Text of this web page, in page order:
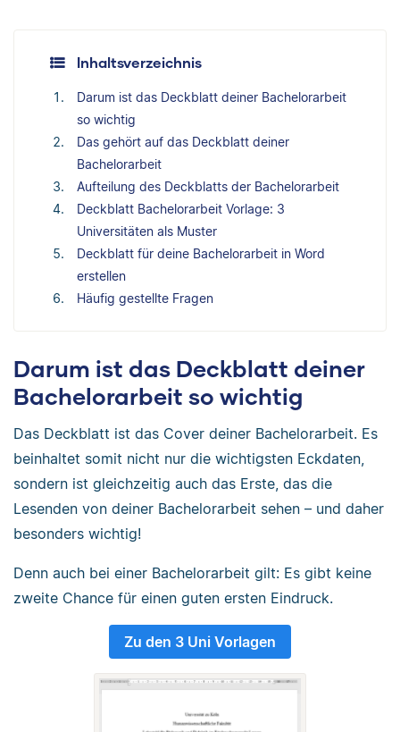
Inhaltsverzeichnis
Darum ist das Deckblatt deiner Bachelorarbeit
so wichtig
Das gehört auf das Deckblatt deiner
Bachelorarbeit
Aufteilung des Deckblatts der Bachelorarbeit
Deckblatt Bachelorarbeit Vorlage: 3
Universitäten als Muster
Deckblatt für deine Bachelorarbeit in Word
erstellen
Häufig gestellte Fragen
Darum ist das Deckblatt deiner
Bachelorarbeit so wichtig
Das Deckblatt ist das Cover deiner Bachelorarbeit. Es
beinhaltet somit nicht nur die wichtigsten Eckdaten,
sondern ist gleichzeitig auch das Erste, das die
Lesenden von deiner Bachelorarbeit sehen – und daher
besonders wichtig!
Denn auch bei einer Bachelorarbeit gilt: Es gibt keine
zweite Chance für einen guten ersten Eindruck.
Zu den 3 Uni Vorlagen